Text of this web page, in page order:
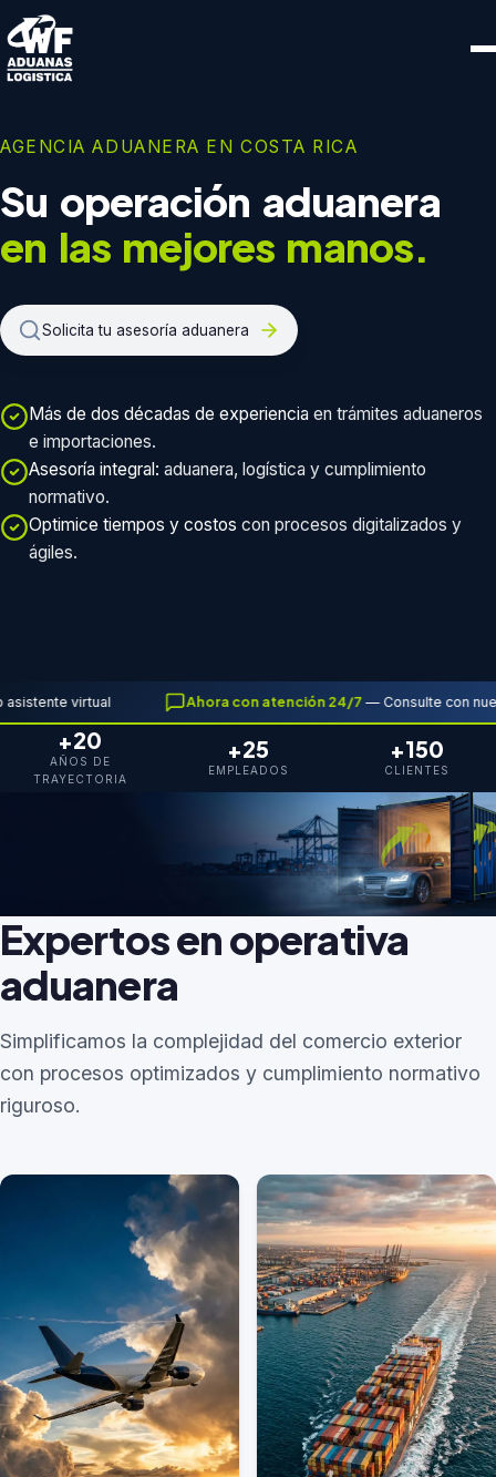
AGENCIA ADUANERA EN COSTA RICA
Su operación aduanera
en las mejores manos.
Solicita tu asesoría aduanera
Más de dos décadas de experiencia en trámites aduaneros
e importaciones.
Asesoría integral: aduanera, logística y cumplimiento
normativo.
Optimice tiempos y costos con procesos digitalizados y
ágiles.
Ahora con atención 24/7— Consulte con nuestro
+20
AÑOS DE
TRAYECTORIA
+25
EMPLEADOS
+150
CLIENTES
Del origen hasta su bodega
Coordinamos cada etapa de la operación
aduanera en una sola gestión.
Expertos en operativa
aduanera
Simplificamos la complejidad del comercio exterior
con procesos optimizados y cumplimiento normativo
riguroso.